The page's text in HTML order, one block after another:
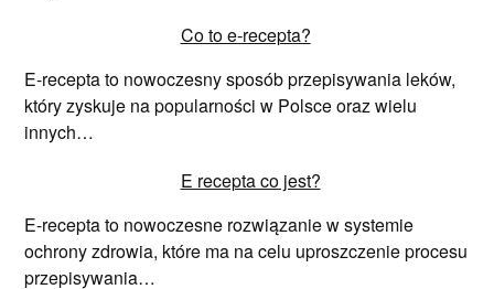
Co to e-recepta?
E-recepta to nowoczesny sposób przepisywania leków,
który zyskuje na popularności w Polsce oraz wielu
innych…
E recepta co jest?
E-recepta to nowoczesne rozwiązanie w systemie
ochrony zdrowia, które ma na celu uproszczenie procesu
przepisywania…